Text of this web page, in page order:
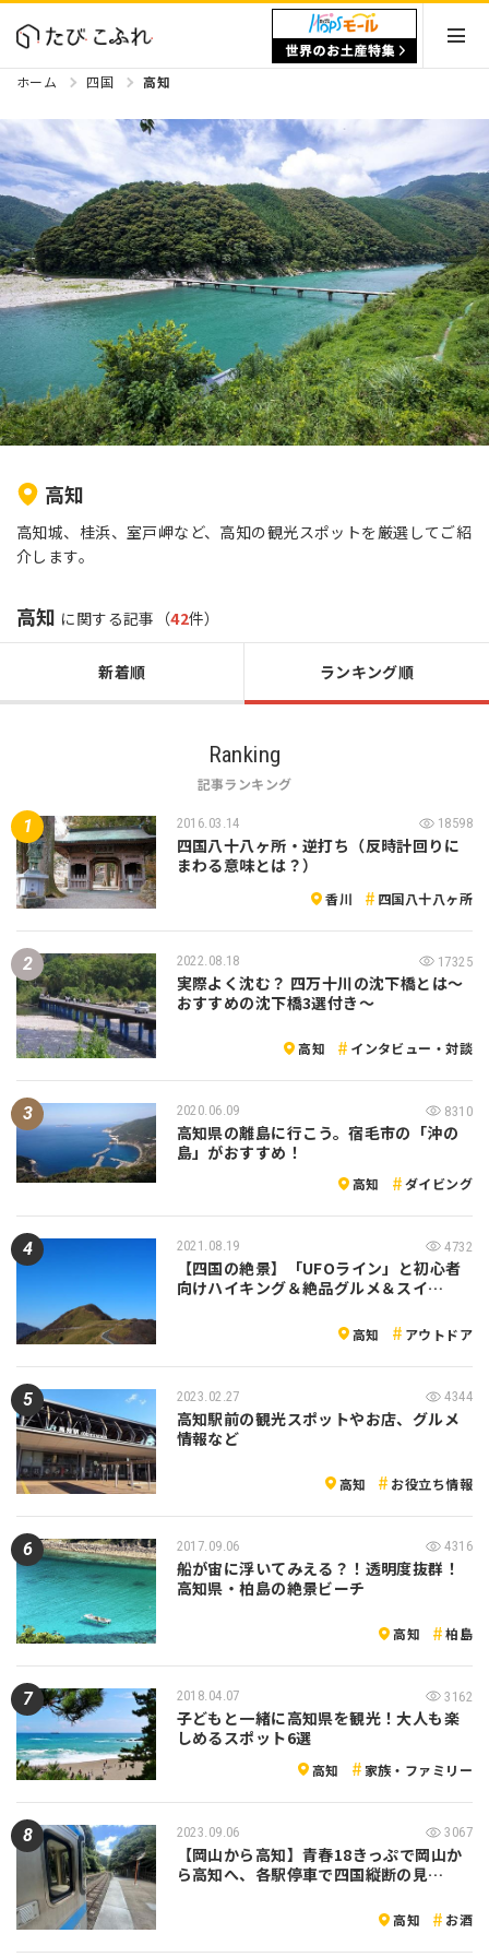
ホーム 四国 高知
高知
高知城、桂浜、室戸岬など、高知の観光スポットを厳選してご紹
介します。
高知 に関する記事（42件）
新着順 ランキング順
Ranking
記事ランキング
2016.03.14 18598
四国八十八ヶ所・逆打ち（反時計回りに
まわる意味とは？）
香川 四国八十八ヶ所
2022.08.18 17325
実際よく沈む？ 四万十川の沈下橋とは～
おすすめの沈下橋3選付き～
高知 インタビュー・対談
2020.06.09 8310
高知県の離島に行こう。宿毛市の「沖の
島」がおすすめ！
高知 ダイビング
2021.08.19 4732
【四国の絶景】「UFOライン」と初心者
向けハイキング＆絶品グルメ＆スイ…
高知 アウトドア
2023.02.27 4344
高知駅前の観光スポットやお店、グルメ
情報など
高知 お役立ち情報
2017.09.06 4316
船が宙に浮いてみえる？！透明度抜群！
高知県・柏島の絶景ビーチ
高知 柏島
2018.04.07 3162
子どもと一緒に高知県を観光！大人も楽
しめるスポット6選
高知 家族・ファミリー
2023.09.06 3067
【岡山から高知】青春18きっぷで岡山か
ら高知へ、各駅停車で四国縦断の見…
高知 お酒